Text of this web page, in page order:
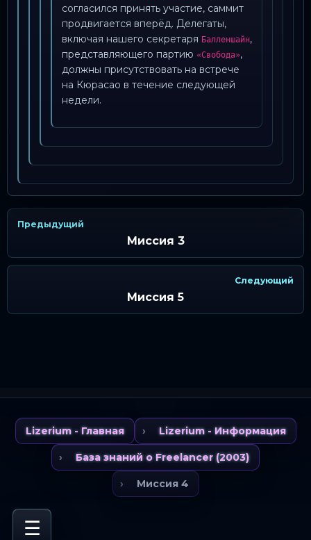
согласился принять участие, саммит
продвигается вперёд. Делегаты,
включая нашего секретаря Балленшайн,
представляющего партию «Свобода»,
должны присутствовать на встрече
на Кюрасао в течение следующей
недели.
Предыдущий
Миссия 3
Следующий
Миссия 5
Lizerium - Главная Lizerium - Информация
База знаний о Freelancer (2003)
Миссия 4
☰